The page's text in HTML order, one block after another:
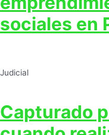
sociales en
Judicial
Capturado